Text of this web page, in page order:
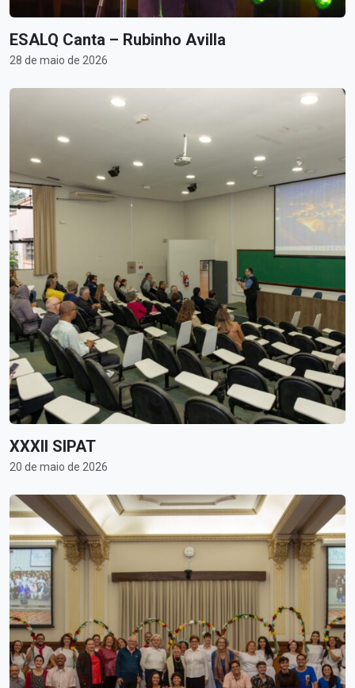
ESALQ Canta – Rubinho Avilla
28 de maio de 2026
XXXII SIPAT
20 de maio de 2026